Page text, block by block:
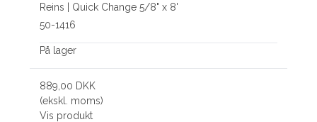
Reins | Quick Change 5/8" x 8'
50-1416
På lager
889,00 DKK
(ekskl. moms)
Vis produkt